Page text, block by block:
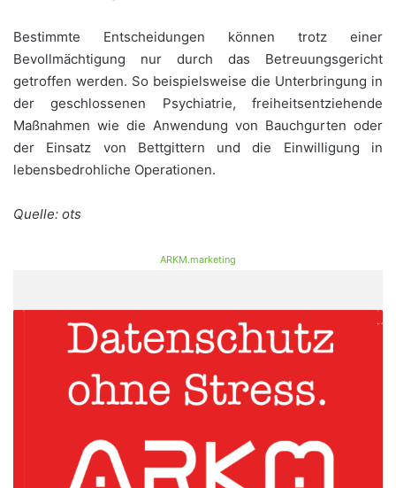
Bestimmte Entscheidungen können trotz einer
Bevollmächtigung nur durch das Betreuungsgericht
getroffen werden. So beispielsweise die Unterbringung in
der geschlossenen Psychiatrie, freiheitsentziehende
Maßnahmen wie die Anwendung von Bauchgurten oder
der Einsatz von Bettgittern und die Einwilligung in
lebensbedrohliche Operationen.
Quelle: ots
ARKM.marketing